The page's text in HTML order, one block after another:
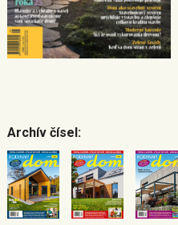
Archív čísel: